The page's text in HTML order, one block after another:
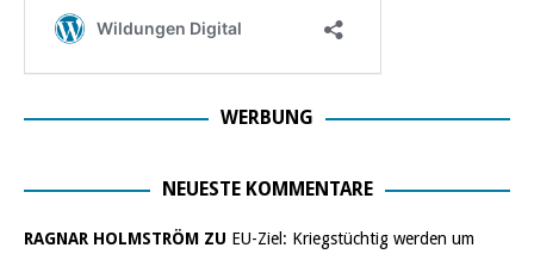
WERBUNG
NEUESTE KOMMENTARE
RAGNAR HOLMSTRÖM ZU EU-Ziel: Kriegstüchtig werden um